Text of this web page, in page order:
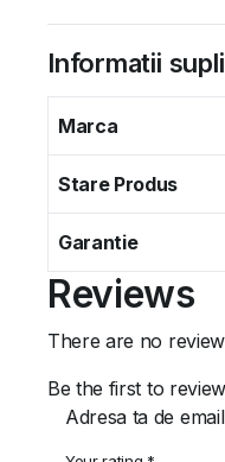
Informatii
Marca
Stare Produs
Garantie
Reviews
There are no
Be the first to
Adresa ta de